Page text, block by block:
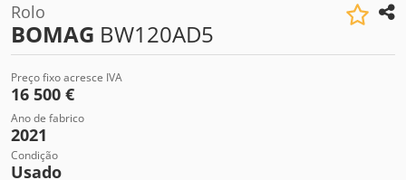
Rolo
BOMAG BW120AD5
Preço fixo acresce IVA
16 500 €
Ano de fabrico
2021
Condição
Usado